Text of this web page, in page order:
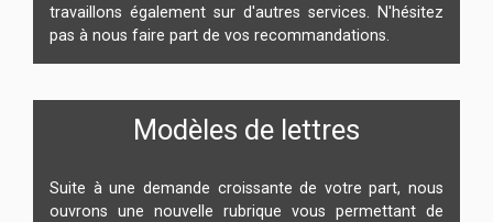
travaillons également sur d'autres services. N'hésitez
pas à nous faire part de vos recommandations.
Modèles de lettres
Suite à une demande croissante de votre part, nous
ouvrons une nouvelle rubrique vous permettant de